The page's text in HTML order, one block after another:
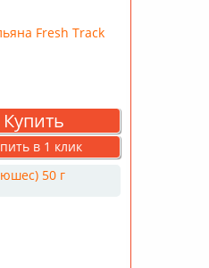
Купить
в 1 клик